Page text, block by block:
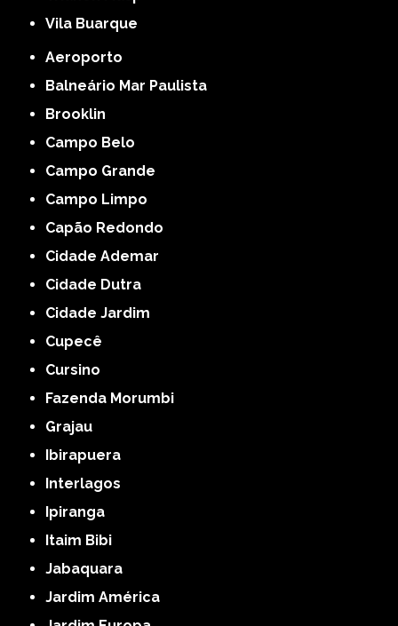
Vila Buarque
Aeroporto
Balneário Mar Paulista
Brooklin
Campo Belo
Campo Grande
Campo Limpo
Capão Redondo
Cidade Ademar
Cidade Dutra
Cidade Jardim
Cupecê
Cursino
Fazenda Morumbi
Grajau
Ibirapuera
Interlagos
Ipiranga
Itaim Bibi
Jabaquara
Jardim América